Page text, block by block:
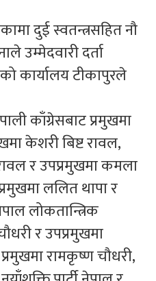
दुई स्वतन्त्रसहित नौ
उम्मेदवारी दर्ता
कार्यालय टीकापुरले
काँग्रेसबाट प्रमुखमा
केशरी बिष्ट रावल,
र उपप्रमुखमा कमला
ललित थापा र
लोकतान्त्रिक
र उपप्रमुखमा
रामकृष्ण चौधरी,